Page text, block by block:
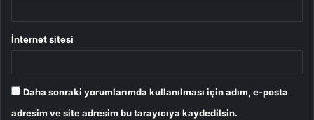
İnternet sitesi
Daha sonraki yorumlarımda kullanılması için adım, e-posta
adresim ve site adresim bu tarayıcıya kaydedilsin.